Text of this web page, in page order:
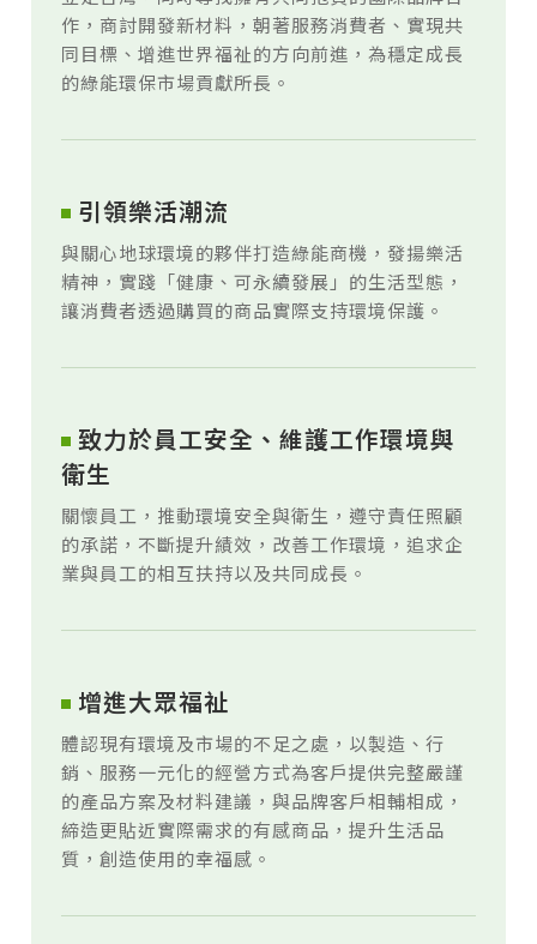
作，商討開發新材料，朝著服務消費者、實現共
同目標、增進世界福祉的方向前進，為穩定成長
的綠能環保市場貢獻所長。
引領樂活潮流
與關心地球環境的夥伴打造綠能商機，發揚樂活
精神，實踐「健康、可永續發展」的生活型態，
讓消費者透過購買的商品實際支持環境保護。
致力於員工安全、維護工作環境與
衛生
關懷員工，推動環境安全與衛生，遵守責任照顧
的承諾，不斷提升績效，改善工作環境，追求企
業與員工的相互扶持以及共同成長。
增進大眾福祉
體認現有環境及市場的不足之處，以製造、行
銷、服務一元化的經營方式為客戶提供完整嚴謹
的產品方案及材料建議，與品牌客戶相輔相成，
締造更貼近實際需求的有感商品，提升生活品
質，創造使用的幸福感。